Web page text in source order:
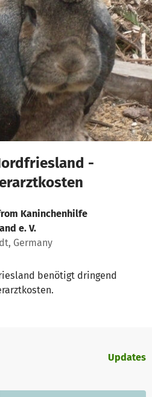
-
Kaninchenhilfe
e. V.
Germany
benötigt dringend
Updates